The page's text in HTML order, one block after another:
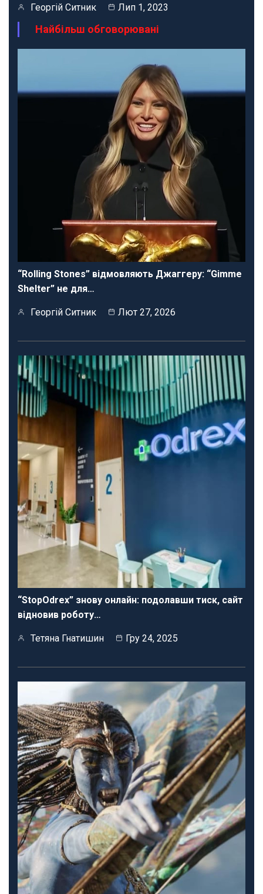
Георгій Ситник Лип 1, 2023
Найбільш обговорювані
“Rolling Stones” відмовляють Джаггеру: “Gimme
Shelter” не для…
Георгій Ситник Лют 27, 2026
“StopOdrex” знову онлайн: подолавши тиск, сайт
відновив роботу…
Тетяна Гнатишин Гру 24, 2025